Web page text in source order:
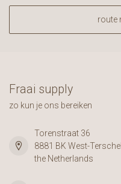
route
Fraai supply
zo kun je ons bereiken
Torenstraat 36
8881 BK West-
the Netherlands